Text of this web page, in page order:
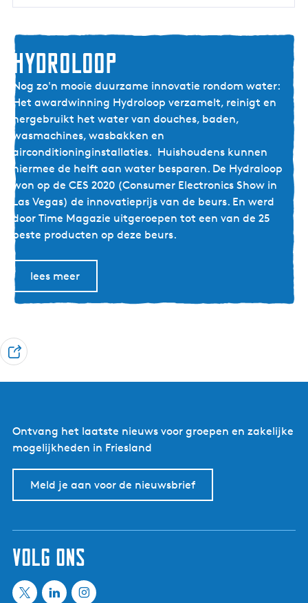
p
r
e
f
t
u
i
n
v
a
n
c
i
r
c
u
r
i
t
t
Hydroloop
H
y
d
r
o
o
o
p
Nog zo'n mooie duurzame innovatie rondom water:
Het awardwinning Hydroloop verzamelt, reinigt en
hergebruikt het water van douches, baden,
wasmachines, wasbakken en
airconditioninginstallaties. Huishoudens kunnen
hiermee de helft aan water besparen. De Hydraloop
won op de CES 2020 (Consumer Electronics Show in
Las Vegas) de innovatieprijs van de beurs. En werd
door Time Magazie uitgeroepen tot een van de 25
beste producten op deze beurs.
lees meer
D
Ontvang het laatste nieuws voor groepen en zakelijke
mogelijkheden in Friesland
Meld je aan voor de nieuwsbrief
volg ons
X L I